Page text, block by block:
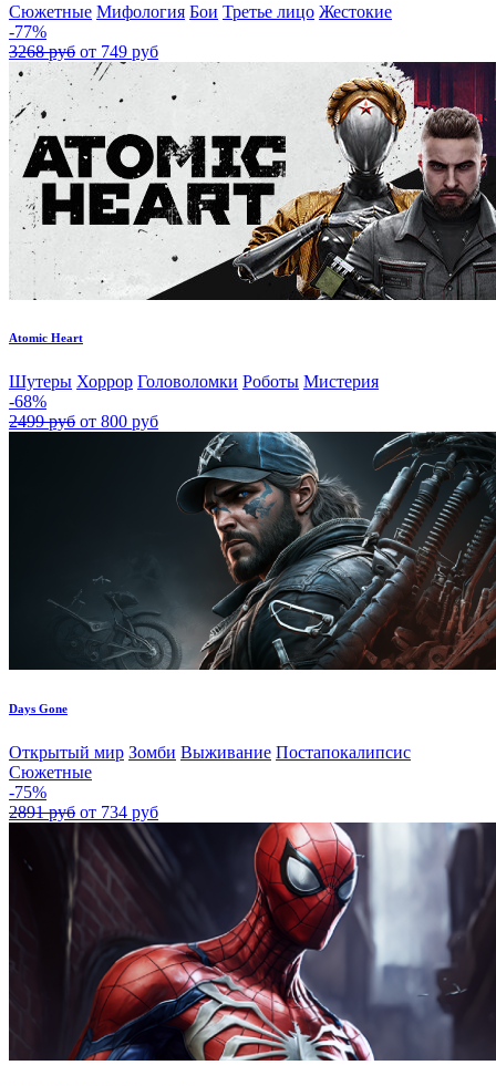
Сюжетные Мифология Бои Третье лицо Жестокие
-77%
3268 руб от 749 руб
Atomic Heart
Шутеры Хоррор Головоломки Роботы Мистерия
-68%
2499 руб от 800 руб
Days Gone
Открытый мир Зомби Выживание Постапокалипсис
Сюжетные
-75%
2891 руб от 734 руб